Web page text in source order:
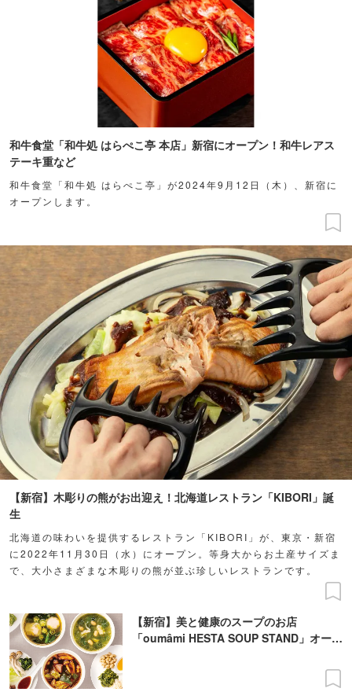
和牛食堂「和牛処 はらぺこ亭 本店」新宿にオープン！和牛レアス
テーキ重など
和牛食堂「和牛処 はらぺこ亭」が2024年9月12日（木）、新宿に
オープンします。
【新宿】木彫りの熊がお出迎え！北海道レストラン「KIBORI」誕
生
北海道の味わいを提供するレストラン「KIBORI」が、東京・新宿
に2022年11月30日（水）にオープン。等身大からお土産サイズま
で、大小さまざまな木彫りの熊が並ぶ珍しいレストランです。
【新宿】美と健康のスープのお店
「oumâmi HESTA SOUP STAND」オープ